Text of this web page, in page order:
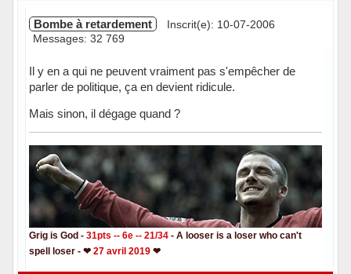
Bombe à retardement
Inscrit(e): 10-07-2006
Messages: 32 769
Il y en a qui ne peuvent vraiment pas s'empêcher de
parler de politique, ça en devient ridicule.
Mais sinon, il dégage quand ?
Grig is God - 31pts -- 6e -- 21/34 - A looser is a loser who can't
spell loser - ❤ 27 avril 2019❤